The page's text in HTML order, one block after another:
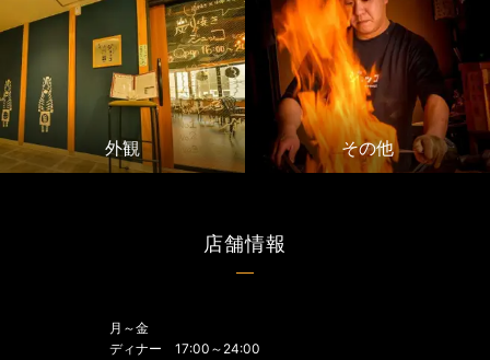
外観 その他
店舗情報
月～金
ディナー 17:00～24:00